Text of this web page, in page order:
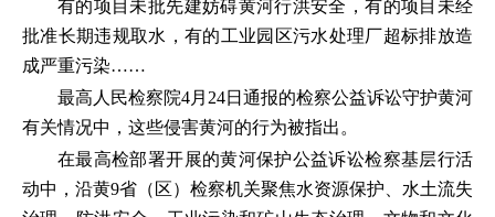
有的项目未批先建妨碍黄河行洪安全，有的项目未经
批准长期违规取水，有的工业园区污水处理厂超标排放造
成严重污染……
最高人民检察院4月24日通报的检察公益诉讼守护黄河
有关情况中，这些侵害黄河的行为被指出。
在最高检部署开展的黄河保护公益诉讼检察基层行活
动中，沿黄9省（区）检察机关聚焦水资源保护、水土流失